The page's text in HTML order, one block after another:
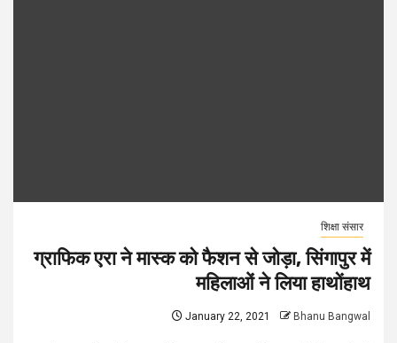
शिक्षा संसार
ग्राफिक एरा ने मास्क को फैशन से जोड़ा, सिंगापुर में
महिलाओं ने लिया हाथोंहाथ
January 22, 2021 Bhanu Bangwal